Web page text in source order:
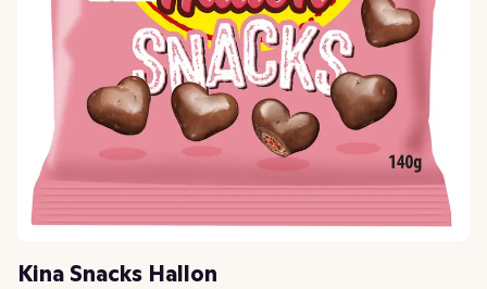
Kina Snacks Hallon